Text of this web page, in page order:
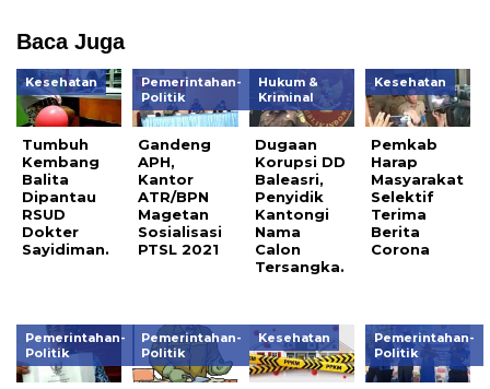
Baca Juga
Kesehatan
Tumbuh
Kembang
Balita
Dipantau
RSUD
Dokter
Sayidiman.
Pemerintahan-
Politik
Gandeng
APH,
Kantor
ATR/BPN
Magetan
Sosialisasi
PTSL 2021
Hukum &
Kriminal
Dugaan
Korupsi DD
Baleasri,
Penyidik
Kantongi
Nama
Calon
Tersangka.
Kesehatan
Pemkab
Harap
Masyarakat
Selektif
Terima
Berita
Corona
Pemerintahan-
Politik
Pemerintahan-
Politik
Kesehatan
Pemerintahan-
Politik